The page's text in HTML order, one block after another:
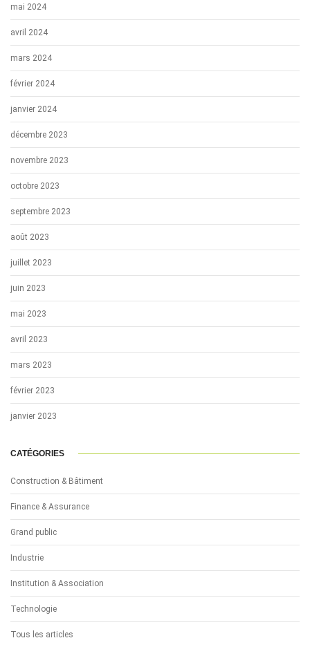
mai 2024
avril 2024
mars 2024
février 2024
janvier 2024
décembre 2023
novembre 2023
octobre 2023
septembre 2023
août 2023
juillet 2023
juin 2023
mai 2023
avril 2023
mars 2023
février 2023
janvier 2023
CATÉGORIES
Construction & Bâtiment
Finance & Assurance
Grand public
Industrie
Institution & Association
Technologie
Tous les articles